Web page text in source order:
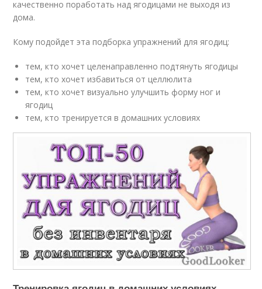
качественно поработать над ягодицами не выходя из
дома.
Кому подойдет эта подборка упражнений для ягодиц:
тем, кто хочет целенаправленно подтянуть ягодицы
тем, кто хочет избавиться от целлюлита
тем, кто хочет визуально улучшить форму ног и
ягодиц
тем, кто тренируется в домашних условиях